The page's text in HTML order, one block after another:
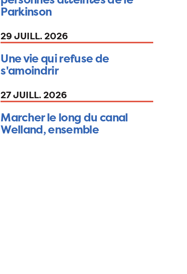
Parkinson
29 JUILL. 2026
Une vie qui refuse de
s'amoindrir
27 JUILL. 2026
Marcher le long du canal
Welland, ensemble